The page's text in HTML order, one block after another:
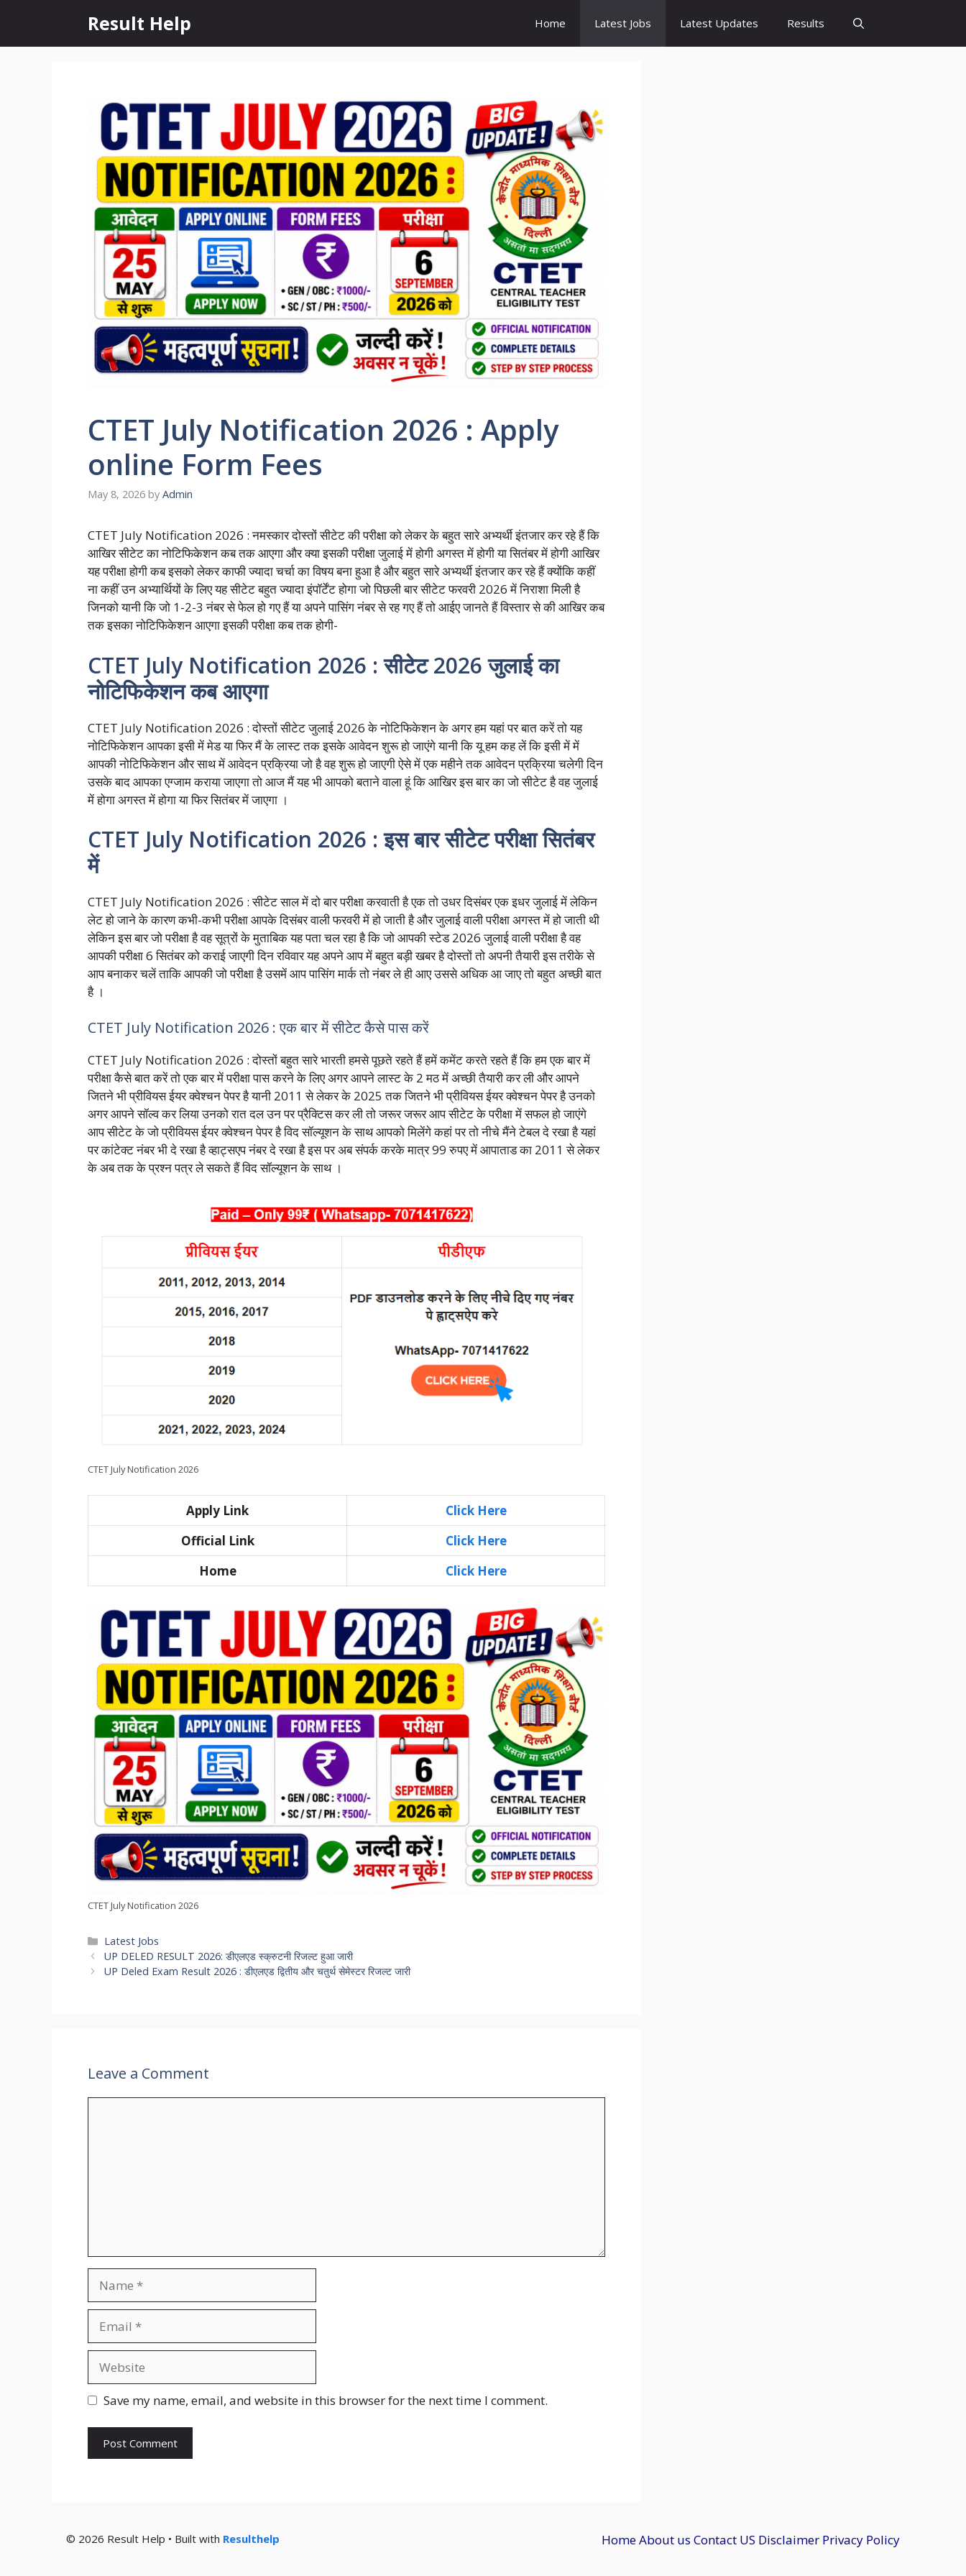
content
Result Help Home Latest Jobs Latest Updates Results
CTET July Notification 2026 : Apply
online Form Fees
May 8, 2026 by Admin
CTET July Notification 2026 : नमस्कार दोस्तों सीटेट की परीक्षा को लेकर के बहुत सारे अभ्यर्थी इंतजार कर रहे हैं कि
आखिर सीटेट का नोटिफिकेशन कब तक आएगा और क्या इसकी परीक्षा जुलाई में होगी अगस्त में होगी या सितंबर में होगी आखिर
यह परीक्षा होगी कब इसको लेकर काफी ज्यादा चर्चा का विषय बना हुआ है और बहुत सारे अभ्यर्थी इंतजार कर रहे हैं क्योंकि कहीं
ना कहीं उन अभ्यार्थियों के लिए यह सीटेट बहुत ज्यादा इंपॉर्टेंट होगा जो पिछली बार सीटेट फरवरी 2026 में निराशा मिली है
जिनको यानी कि जो 1-2-3 नंबर से फेल हो गए हैं या अपने पासिंग नंबर से रह गए हैं तो आईए जानते हैं विस्तार से की आखिर कब
तक इसका नोटिफिकेशन आएगा इसकी परीक्षा कब तक होगी-
CTET July Notification 2026 : सीटेट 2026 जुलाई का
नोटिफिकेशन कब आएगा
CTET July Notification 2026 : दोस्तों सीटेट जुलाई 2026 के नोटिफिकेशन के अगर हम यहां पर बात करें तो यह
नोटिफिकेशन आपका इसी में मेड या फिर मैं के लास्ट तक इसके आवेदन शुरू हो जाएंगे यानी कि यू हम कह लें कि इसी में में
आपकी नोटिफिकेशन और साथ में आवेदन प्रक्रिया जो है वह शुरू हो जाएगी ऐसे में एक महीने तक आवेदन प्रक्रिया चलेगी दिन
उसके बाद आपका एग्जाम कराया जाएगा तो आज मैं यह भी आपको बताने वाला हूं कि आखिर इस बार का जो सीटेट है वह जुलाई
में होगा अगस्त में होगा या फिर सितंबर में जाएगा ।
CTET July Notification 2026 : इस बार सीटेट परीक्षा सितंबर
में
CTET July Notification 2026 : सीटेट साल में दो बार परीक्षा करवाती है एक तो उधर दिसंबर एक इधर जुलाई में लेकिन
लेट हो जाने के कारण कभी-कभी परीक्षा आपके दिसंबर वाली फरवरी में हो जाती है और जुलाई वाली परीक्षा अगस्त में हो जाती थी
लेकिन इस बार जो परीक्षा है वह सूत्रों के मुताबिक यह पता चल रहा है कि जो आपकी स्टेड 2026 जुलाई वाली परीक्षा है वह
आपकी परीक्षा 6 सितंबर को कराई जाएगी दिन रविवार यह अपने आप में बहुत बड़ी खबर है दोस्तों तो अपनी तैयारी इस तरीके से
आप बनाकर चलें ताकि आपकी जो परीक्षा है उसमें आप पासिंग मार्क तो नंबर ले ही आए उससे अधिक आ जाए तो बहुत अच्छी बात
है ।
CTET July Notification 2026 : एक बार में सीटेट कैसे पास करें
CTET July Notification 2026 : दोस्तों बहुत सारे भारती हमसे पूछते रहते हैं हमें कमेंट करते रहते हैं कि हम एक बार में
परीक्षा कैसे बात करें तो एक बार में परीक्षा पास करने के लिए अगर आपने लास्ट के 2 मठ में अच्छी तैयारी कर ली और आपने
जितने भी प्रीवियस ईयर क्वेश्चन पेपर है यानी 2011 से लेकर के 2025 तक जितने भी प्रीवियस ईयर क्वेश्चन पेपर है उनको
अगर आपने सॉल्व कर लिया उनको रात दल उन पर प्रैक्टिस कर ली तो जरूर जरूर आप सीटेट के परीक्षा में सफल हो जाएंगे
आप सीटेट के जो प्रीवियस ईयर क्वेश्चन पेपर है विद सॉल्यूशन के साथ आपको मिलेंगे कहां पर तो नीचे मैंने टेबल दे रखा है यहां
पर कांटेक्ट नंबर भी दे रखा है व्हाट्सएप नंबर दे रखा है इस पर अब संपर्क करके मात्र 99 रुपए में आपाताड का 2011 से लेकर
के अब तक के प्रश्न पत्र ले सकते हैं विद सॉल्यूशन के साथ ।
CTET July Notification 2026
Apply Link
Click Here
Official Link
Click Here
Home
Click Here
CTET July Notification 2026
Categories
Latest Jobs
UP DELED RESULT 2026: डीएलएड स्क्रुटनी रिजल्ट हुआ जारी
UP Deled Exam Result 2026 : डीएलएड द्वितीय और चतुर्थ सेमेस्टर रिजल्ट जारी
Leave a Comment
Save my name, email, and website in this browser for the next time I comment.
© 2026 Result Help • Built with Resulthelp HomeAbout us Contact US Disclaimer Privacy Policy